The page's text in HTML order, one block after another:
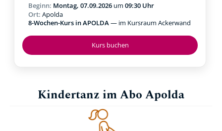
Kurs buchen
Beginn: Montag, 07.09.2026 um 09:30 Uhr
Ort: Apolda
8-Wochen-Kurs in APOLDA— im Kursraum Ackerwand
Kindertanz im Abo Apolda